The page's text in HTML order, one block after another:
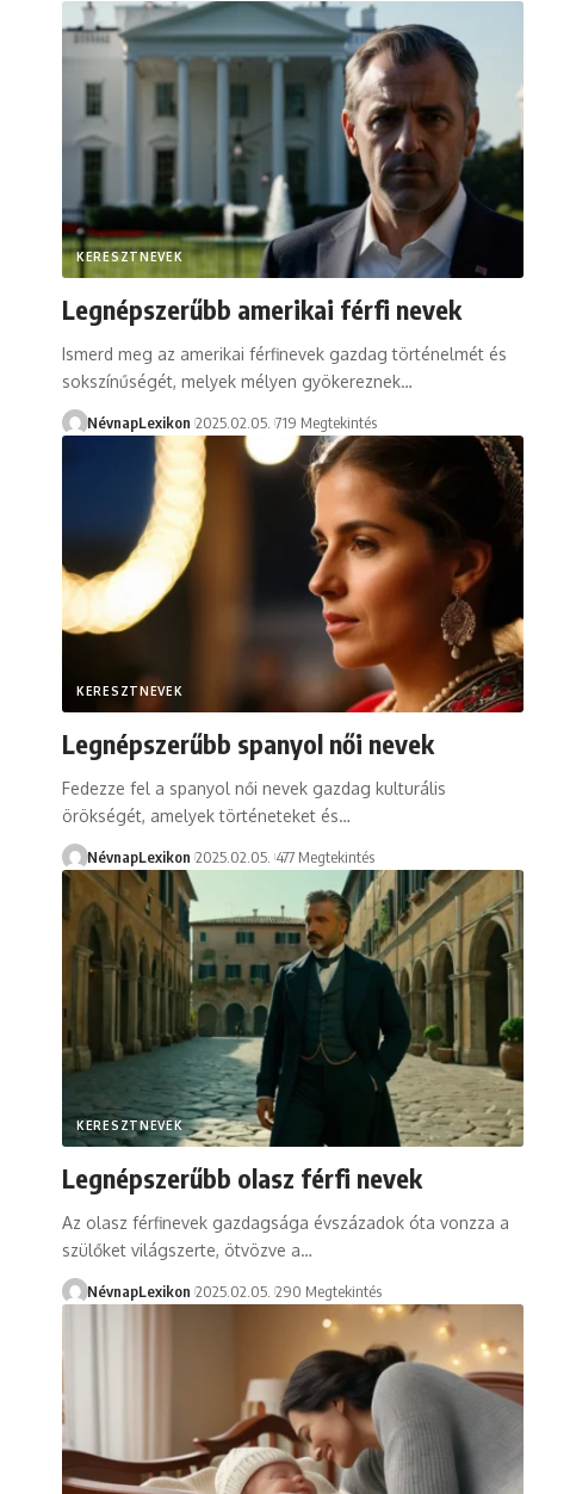
KERESZTNEVEK
Legnépszerűbb amerikai férfi nevek
Ismerd meg az amerikai férfinevek gazdag történelmét és
sokszínűségét, melyek mélyen gyökereznek…
NévnapLexikon 2025.02.05. 719 Megtekintés
KERESZTNEVEK
Legnépszerűbb spanyol női nevek
Fedezze fel a spanyol női nevek gazdag kulturális
örökségét, amelyek történeteket és…
NévnapLexikon 2025.02.05. 477 Megtekintés
KERESZTNEVEK
Legnépszerűbb olasz férfi nevek
Az olasz férfinevek gazdagsága évszázadok óta vonzza a
szülőket világszerte, ötvözve a…
NévnapLexikon 2025.02.05. 290 Megtekintés